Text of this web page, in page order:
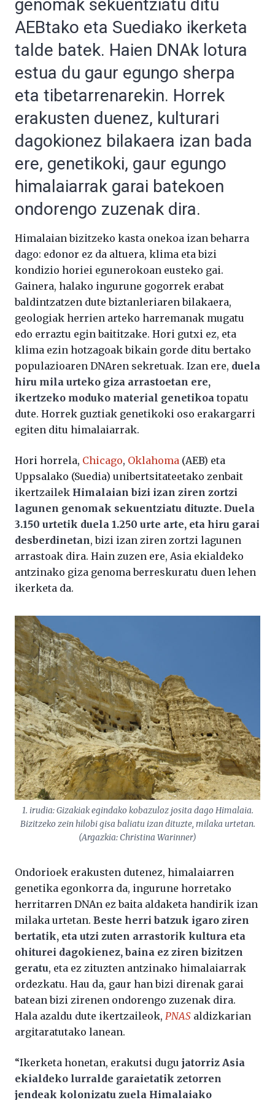
genomak sekuentziatu ditu
AEBtako eta Suediako ikerketa
talde batek. Haien DNAk lotura
estua du gaur egungo sherpa
eta tibetarrenarekin. Horrek
erakusten duenez, kulturari
dagokionez bilakaera izan bada
ere, genetikoki, gaur egungo
himalaiarrak garai batekoen
ondorengo zuzenak dira.
Himalaian bizitzeko kasta onekoa izan beharra
dago: edonor ez da altuera, klima eta bizi
kondizio horiei egunerokoan eusteko gai.
Gainera, halako ingurune gogorrek erabat
baldintzatzen dute biztanleriaren bilakaera,
geologiak herrien arteko harremanak mugatu
edo erraztu egin baititzake. Hori gutxi ez, eta
klima ezin hotzagoak bikain gorde ditu bertako
populazioaren DNAren sekretuak. Izan ere, duela
hiru mila urteko giza arrastoetan ere,
ikertzeko moduko material genetikoa topatu
dute. Horrek guztiak genetikoki oso erakargarri
egiten ditu himalaiarrak.
Hori horrela, Chicago, Oklahoma (AEB) eta
Uppsalako (Suedia) unibertsitateetako zenbait
ikertzailek Himalaian bizi izan ziren zortzi
lagunen genomak sekuentziatu dituzte. Duela
3.150 urtetik duela 1.250 urte arte, eta hiru garai
desberdinetan, bizi izan ziren zortzi lagunen
arrastoak dira. Hain zuzen ere, Asia ekialdeko
antzinako giza genoma berreskuratu duen lehen
ikerketa da.
1. irudia: Gizakiak egindako kobazuloz josita dago Himalaia.
Bizitzeko zein hilobi gisa baliatu izan dituzte, milaka urtetan.
(Argazkia: Christina Warinner)
Ondorioek erakusten dutenez, himalaiarren
genetika egonkorra da, ingurune horretako
herritarren DNAn ez baita aldaketa handirik izan
milaka urtetan. Beste herri batzuk igaro ziren
bertatik, eta utzi zuten arrastorik kultura eta
ohiturei dagokienez, baina ez ziren bizitzen
geratu, eta ez zituzten antzinako himalaiarrak
ordezkatu. Hau da, gaur han bizi direnak garai
batean bizi zirenen ondorengo zuzenak dira.
Hala azaldu dute ikertzaileok, PNAS aldizkarian
argitaratutako lanean.
“Ikerketa honetan, erakutsi dugu jatorriz Asia
ekialdeko lurralde garaietatik zetorren
jendeak kolonizatu zuela Himalaiako